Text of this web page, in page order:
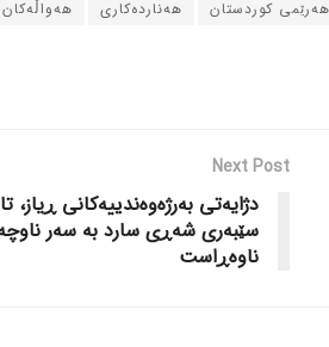
هه‌رێمی کوردستان هه‌نارده‌کاری هه‌واڵه‌کان
Next Post
دژایه‌تی به‌رژه‌وه‌ندییه‌کانی ڕیاز،
سێبه‌ری شه‌ڕی سارد به‌ سه‌ر
ناوه‌ڕاست